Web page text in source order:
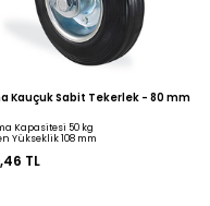
Taşıma Kapasitesi 70 kg
Yerden Yükseklik 128 mm
199,61 TL